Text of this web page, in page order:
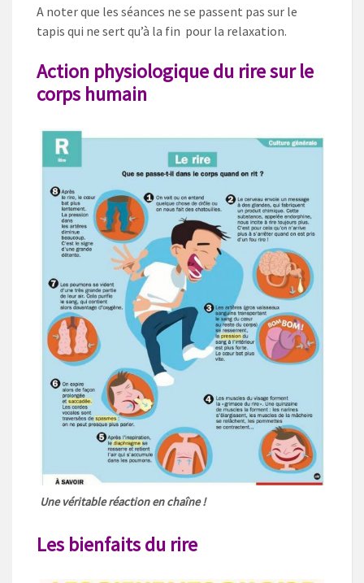
A noter que les séances ne se passent pas sur le
tapis qui ne sert qu’à la fin pour la relaxation.
Action physiologique du rire sur le
corps humain
Une véritable réaction en chaîne !
Les bienfaits du rire